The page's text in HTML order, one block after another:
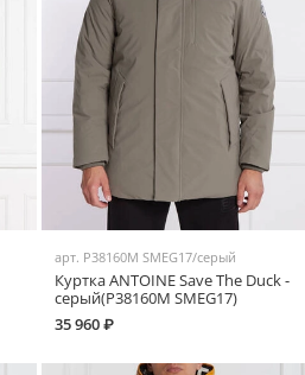
арт. P38160M SMEG17/серый
Куртка ANTOINE Save The Duck -
серый(P38160M SMEG17)
35 960 ₽